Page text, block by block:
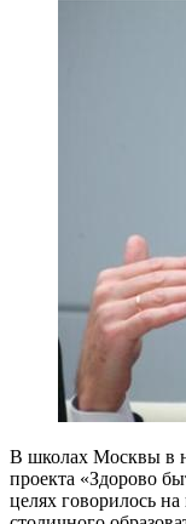
В школах Москвы в
проекта «Здорово
целях говорилось